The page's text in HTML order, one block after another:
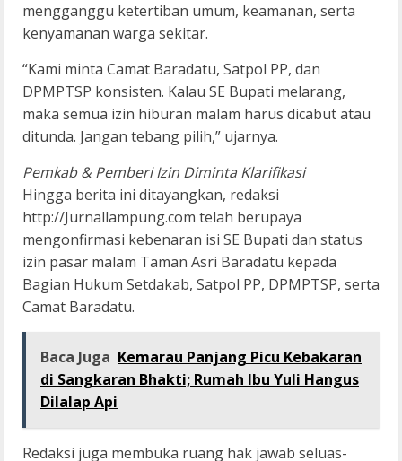
mengganggu ketertiban umum, keamanan, serta
kenyamanan warga sekitar.
“Kami minta Camat Baradatu, Satpol PP, dan
DPMPTSP konsisten. Kalau SE Bupati melarang,
maka semua izin hiburan malam harus dicabut atau
ditunda. Jangan tebang pilih,” ujarnya.
Pemkab & Pemberi Izin Diminta Klarifikasi
Hingga berita ini ditayangkan, redaksi
http://Jurnallampung.com telah berupaya
mengonfirmasi kebenaran isi SE Bupati dan status
izin pasar malam Taman Asri Baradatu kepada
Bagian Hukum Setdakab, Satpol PP, DPMPTSP, serta
Camat Baradatu.
Baca Juga Kemarau Panjang Picu Kebakaran
di Sangkaran Bhakti; Rumah Ibu Yuli Hangus
Dilalap Api
Redaksi juga membuka ruang hak jawab seluas-